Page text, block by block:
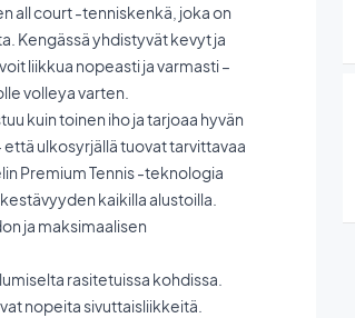
all court -tenniskenkä, joka on
Kengässä yhdistyvät kevyt ja
liikkua nopeasti ja varmasti –
volleya varten.
kuin toinen iho ja tarjoaa hyvän
ulkosyrjällä tuovat tarvittavaa
Premium Tennis -teknologia
kaikilla alustoilla.
ja maksimaalisen
rasitetuissa kohdissa.
nopeita sivuttaisliikkeitä.